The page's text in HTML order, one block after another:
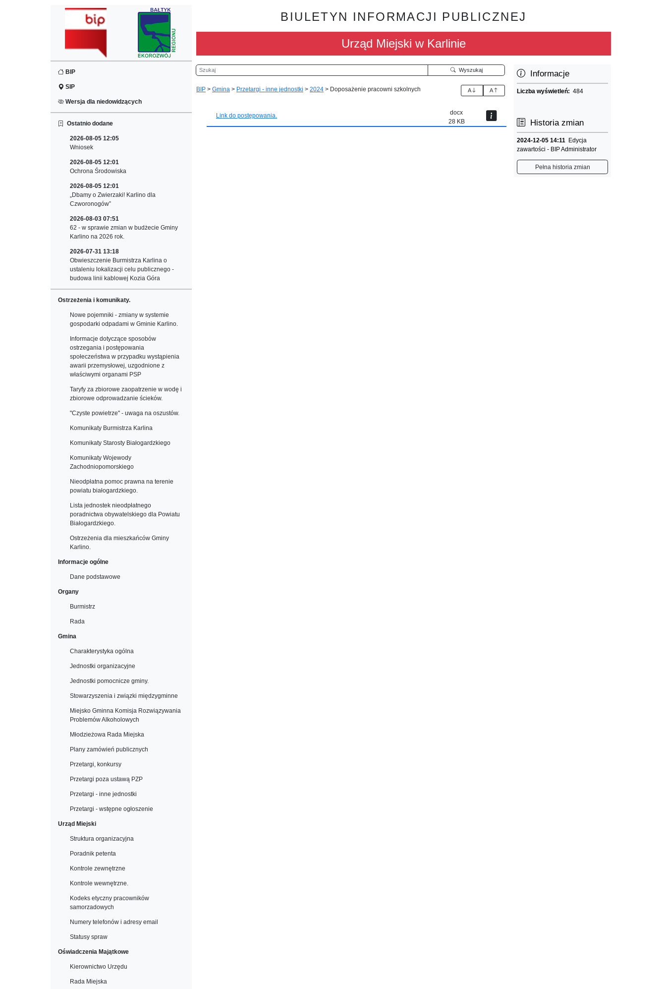
BIP
SIP
Wersja dla niedowidzących
Ostatnio dodane
2026-08-05 12:05
Wniosek
2026-08-05 12:01
Ochrona Środowiska
2026-08-05 12:01
„Dbamy o Zwierzaki! Karlino dla
Czworonogów”
2026-08-03 07:51
62 - w sprawie zmian w budżecie Gminy
Karlino na 2026 rok.
2026-07-31 13:18
Obwieszczenie Burmistrza Karlina o
ustaleniu lokalizacji celu publicznego -
budowa linii kablowej Kozia Góra
Ostrzeżenia i komunikaty.
Nowe pojemniki - zmiany w systemie
gospodarki odpadami w Gminie Karlino.
Informacje dotyczące sposobów
ostrzegania i postępowania
społeczeństwa w przypadku wystąpienia
awarii przemysłowej, uzgodnione z
właściwymi organami PSP
Taryfy za zbiorowe zaopatrzenie w wodę i
zbiorowe odprowadzanie ścieków.
"Czyste powietrze" - uwaga na oszustów.
Komunikaty Burmistrza Karlina
Komunikaty Starosty Białogardzkiego
Komunikaty Wojewody
Zachodniopomorskiego
Nieodpłatna pomoc prawna na terenie
powiatu białogardzkiego.
Lista jednostek nieodpłatnego
poradnictwa obywatelskiego dla Powiatu
Białogardzkiego.
Ostrzeżenia dla mieszkańców Gminy
Karlino.
Informacje ogólne
Dane podstawowe
Organy
Burmistrz
Rada
Gmina
Charakterystyka ogólna
Jednostki organizacyjne
Jednostki pomocnicze gminy.
Stowarzyszenia i związki międzygminne
Miejsko Gminna Komisja Rozwiązywania
Problemów Alkoholowych
Młodzieżowa Rada Miejska
Plany zamówień publicznych
Przetargi, konkursy
Przetargi poza ustawą PZP
Przetargi - inne jednostki
Przetargi - wstępne ogłoszenie
Urząd Miejski
Struktura organizacyjna
Poradnik petenta
Kontrole zewnętrzne
Kontrole wewnętrzne.
Kodeks etyczny pracowników
samorzadowych
Numery telefonów i adresy email
Statusy spraw
Oświadczenia Majątkowe
Kierownictwo Urzędu
Rada Miejska
BIULETYN INFORMACJI PUBLICZNEJ
Urząd Miejski w Karlinie
Szukaj Wyszukaj
BIP > Gmina > Przetargi - inne jednostki > 2024 > Doposażenie pracowni szkolnych A A
Link do postępowania.
docx
28 KB
Informacje
Liczba wyświetleń:484
Historia zmian
2024-12-05 14:11 Edycja
zawartości - BIP Administrator
Pełna historia zmian